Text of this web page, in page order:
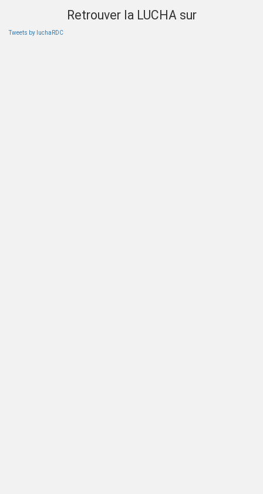
Retrouver la LUCHA sur
Tweets by luchaRDC